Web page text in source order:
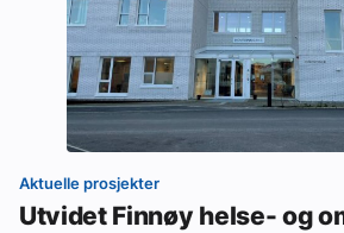
Aktuelle prosjekter
Utvidet Finnøy helse- og